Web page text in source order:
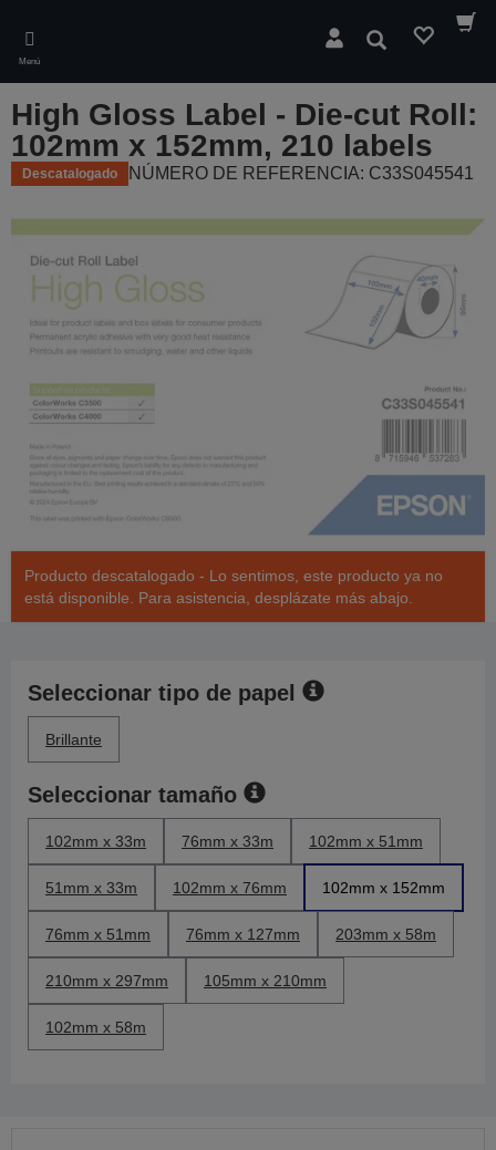
main
content
Menú
Buscar
High Gloss Label - Die-cut Roll:
102mm x 152mm, 210 labels
Descatalogado NÚMERO DE REFERENCIA: C33S045541
Producto descatalogado - Lo sentimos, este producto ya no
está disponible. Para asistencia, desplázate más abajo.
Seleccionar tipo de papel
Brillante
Seleccionar tamaño
102mm x 33m 76mm x 33m 102mm x 51mm
51mm x 33m 102mm x 76mm 102mm x 152mm
76mm x 51mm 76mm x 127mm 203mm x 58m
210mm x 297mm 105mm x 210mm
102mm x 58m